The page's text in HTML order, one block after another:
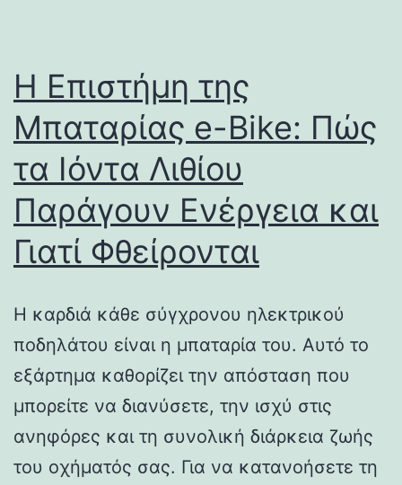
Η Επιστήμη της
Μπαταρίας e-Bike: Πώς
τα Ιόντα Λιθίου
Παράγουν Ενέργεια και
Γιατί Φθείρονται
Η καρδιά κάθε σύγχρονου ηλεκτρικού
ποδηλάτου είναι η μπαταρία του. Αυτό το
εξάρτημα καθορίζει την απόσταση που
μπορείτε να διανύσετε, την ισχύ στις
ανηφόρες και τη συνολική διάρκεια ζωής
του οχήματός σας. Για να κατανοήσετε τη